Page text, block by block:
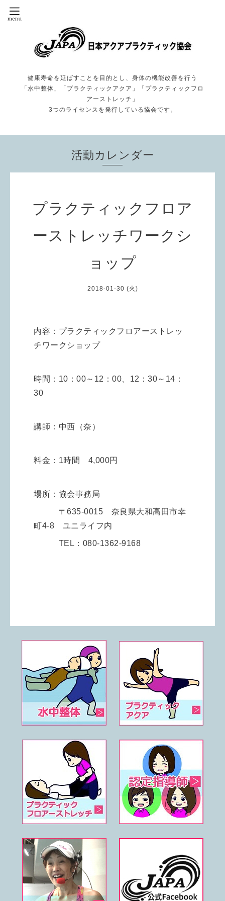
健康寿命を延ばすことを目的とし、身体の機能改善を行う
「水中整体」「プラクティックアクア」「プラクティックフロ
アーストレッチ」
3つのライセンスを発行している協会です。
活動カレンダー
プラクティックフロア
ーストレッチワークシ
ョップ
2018-01-30 (火)
内容：プラクティックフロアーストレッ
チワークショップ
時間：10：00～12：00、12：30～14：
30
講師：中西（奈）
料金：1時間 4,000円
場所：協会事務局
〒635-0015 奈良県大和高田市幸
町4-8 ユニライフ内
TEL：080-1362-9168